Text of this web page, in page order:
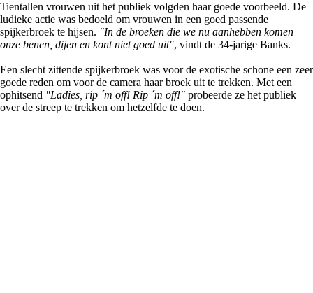
Tientallen vrouwen uit het publiek volgden haar goede voorbeeld. De
ludieke actie was bedoeld om vrouwen in een goed passende
spijkerbroek te hijsen. "In de broeken die we nu aanhebben komen
onze benen, dijen en kont niet goed uit", vindt de 34-jarige Banks.
Een slecht zittende spijkerbroek was voor de exotische schone een zeer
goede reden om voor de camera haar broek uit te trekken. Met een
ophitsend "Ladies, rip ´m off! Rip ´m off!" probeerde ze het publiek
over de streep te trekken om hetzelfde te doen.